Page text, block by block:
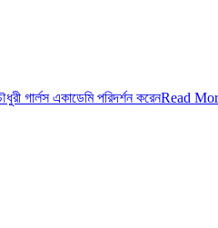
গার্লস একাডেমি পরিদর্শন করেনRead